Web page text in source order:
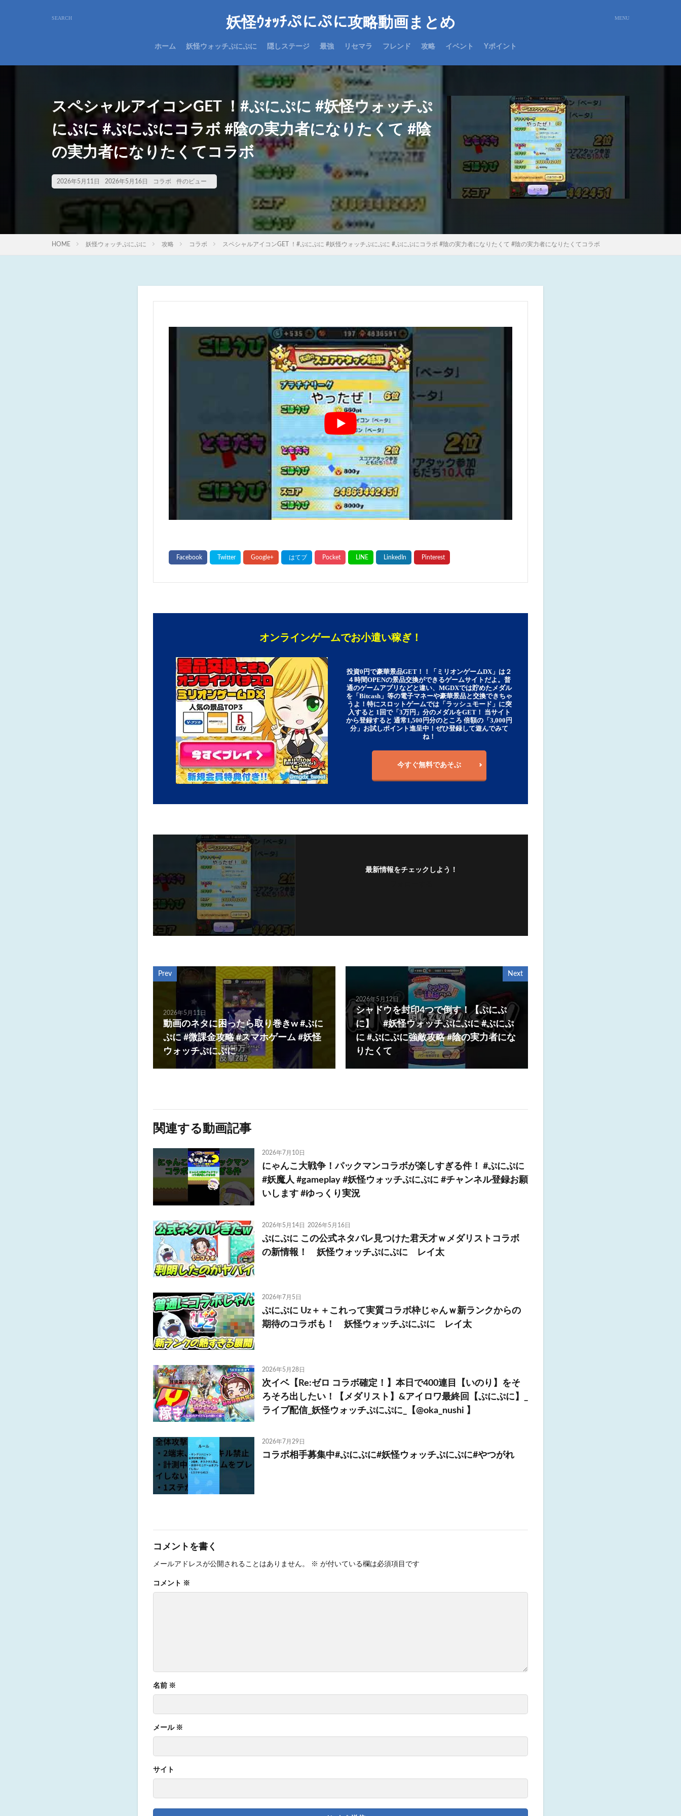
妖怪ｳｫｯﾁぷにぷに攻略動画まとめ
ホーム 妖怪ウォッチぷにぷに 隠しステージ 最強 リセマラ フレンド 攻略 イベント Yポイント
スペシャルアイコンGET ！#ぷにぷに #妖怪ウォッチぷ
にぷに #ぷにぷにコラボ #陰の実力者になりたくて #陰
の実力者になりたくてコラボ
2026年5月11日 2026年5月16日 コラボ 件のビュー
HOME 妖怪ウォッチぷにぷに 攻略 コラボ スペシャルアイコンGET ！#ぷにぷに #妖怪ウォッチぷにぷに #ぷにぷにコラボ #陰の実力者になりたくて #陰の実力者になりたくてコラボ
オンラインゲームでお小遣い稼ぎ！
投資0円で豪華景品GET！！「ミリオンゲームDX」は２
４時間OPENの景品交換ができるゲームサイトだよ。普
通のゲームアプリなどと違い、MGDXでは貯めたメダル
を「Bitcash」等の電子マネーや豪華景品と交換できちゃ
うよ！特にスロットゲームでは「ラッシュモード」に突
入すると 1回で「3万円」分のメダルをGET！ 当サイト
から登録すると 通常1,500円分のところ 倍額の「3,000円
分」お試しポイント進呈中！ぜひ登録して遊んでみて
ね！
今すぐ無料であそぶ
最新情報をチェックしよう！
Prev
2026年5月11日
動画のネタに困ったら取り巻きw #ぷに
ぷに #微課金攻略 #スマホゲーム #妖怪
ウォッチぷにぷに
Next
2026年5月12日
シャドウを封印4つで倒す！【ぷにぷ
に】 #妖怪ウォッチぷにぷに #ぷにぷ
に #ぷにぷに強敵攻略 #陰の実力者にな
りたくて
関連する動画記事
2026年7月10日
にゃんこ大戦争！パックマンコラボが楽しすぎる件！ #ぷにぷに
#妖魔人 #gameplay #妖怪ウォッチぷにぷに #チャンネル登録お願
いします #ゆっくり実況
2026年5月14日 2026年5月16日
ぷにぷに この公式ネタバレ見つけた君天才ｗメダリストコラボ
の新情報！ 妖怪ウォッチぷにぷに レイ太
2026年7月5日
ぷにぷに Uz＋＋これって実質コラボ枠じゃんｗ新ランクからの
期待のコラボも！ 妖怪ウォッチぷにぷに レイ太
2026年5月28日
次イベ【Re:ゼロ コラボ確定！】本日で400連目【いのり】をそ
ろそろ出したい！【メダリスト】&アイロワ最終回【ぷにぷに】_
ライブ配信_妖怪ウォッチぷにぷに_【@oka_nushi 】
2026年7月29日
コラボ相手募集中#ぷにぷに#妖怪ウォッチぷにぷに#やつがれ
コメントを書く
メールアドレスが公開されることはありません。 ※ が付いている欄は必須項目です
コメント ※
名前 ※
メール ※
サイト